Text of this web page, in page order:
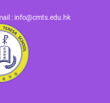
: info@cmts.edu.hk